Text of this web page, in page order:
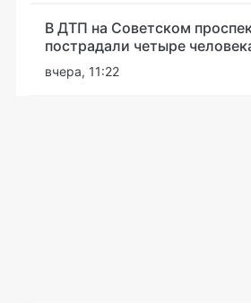
В ДТП на Советском
пострадали четыре
вчера, 11:22